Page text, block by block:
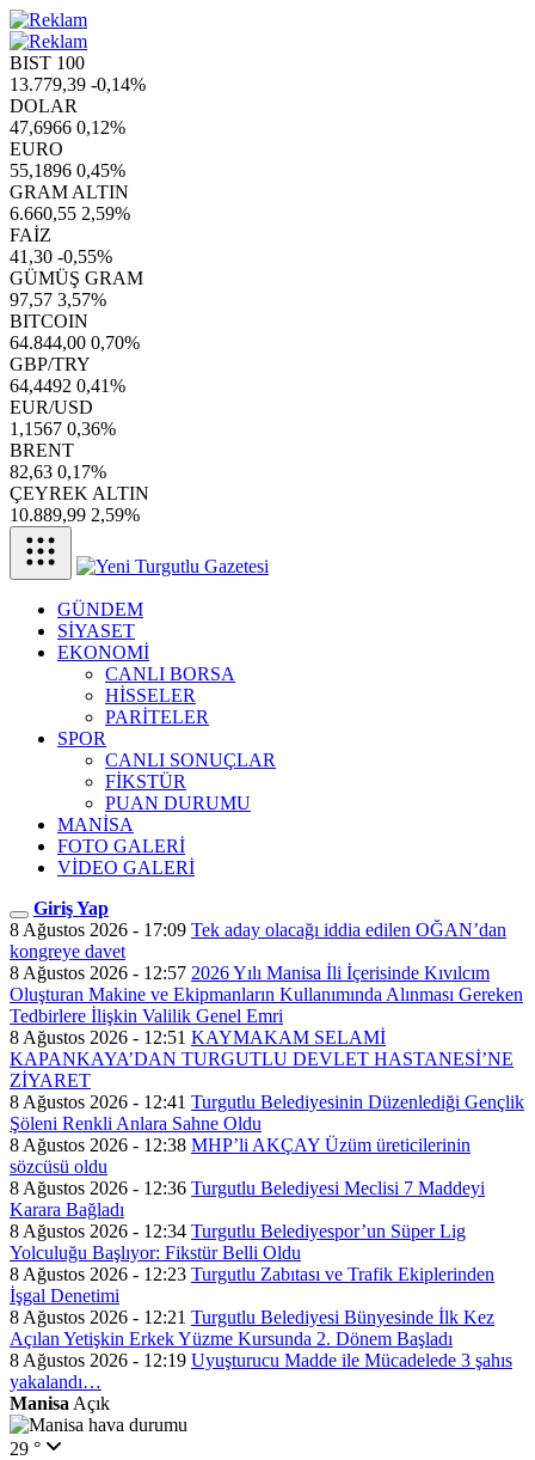
BIST 100
13.779,39 -0,14%
DOLAR
47,6966 0,12%
EURO
55,1896 0,45%
GRAM ALTIN
6.660,55 2,59%
FAİZ
41,30 -0,55%
GÜMÜŞ GRAM
97,57 3,57%
BITCOIN
64.844,00 0,70%
GBP/TRY
64,4492 0,41%
EUR/USD
1,1567 0,36%
BRENT
82,63 0,17%
ÇEYREK ALTIN
10.889,99 2,59%
GÜNDEM
SİYASET
EKONOMİ
CANLI BORSA
HİSSELER
PARİTELER
SPOR
CANLI SONUÇLAR
FİKSTÜR
PUAN DURUMU
MANİSA
FOTO GALERİ
VİDEO GALERİ
Giriş Yap
8 Ağustos 2026 - 17:09 Tek aday olacağı iddia edilen OĞAN’dan
kongreye davet
8 Ağustos 2026 - 12:57 2026 Yılı Manisa İli İçerisinde Kıvılcım
Oluşturan Makine ve Ekipmanların Kullanımında Alınması Gereken
Tedbirlere İlişkin Valilik Genel Emri
8 Ağustos 2026 - 12:51 KAYMAKAM SELAMİ
KAPANKAYA’DAN TURGUTLU DEVLET HASTANESİ’NE
ZİYARET
8 Ağustos 2026 - 12:41 Turgutlu Belediyesinin Düzenlediği Gençlik
Şöleni Renkli Anlara Sahne Oldu
8 Ağustos 2026 - 12:38 MHP’li AKÇAY Üzüm üreticilerinin
sözcüsü oldu
8 Ağustos 2026 - 12:36 Turgutlu Belediyesi Meclisi 7 Maddeyi
Karara Bağladı
8 Ağustos 2026 - 12:34 Turgutlu Belediyespor’un Süper Lig
Yolculuğu Başlıyor: Fikstür Belli Oldu
8 Ağustos 2026 - 12:23 Turgutlu Zabıtası ve Trafik Ekiplerinden
İşgal Denetimi
8 Ağustos 2026 - 12:21 Turgutlu Belediyesi Bünyesinde İlk Kez
Açılan Yetişkin Erkek Yüzme Kursunda 2. Dönem Başladı
8 Ağustos 2026 - 12:19 Uyuşturucu Madde ile Mücadelede 3 şahıs
yakalandı…
Manisa Açık
29 °